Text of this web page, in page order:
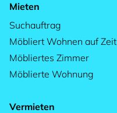
Mieten
Suchauftrag
Möbliert Wohnen auf Zeit
Möbliertes Zimmer
Möblierte Wohnung
Vermieten